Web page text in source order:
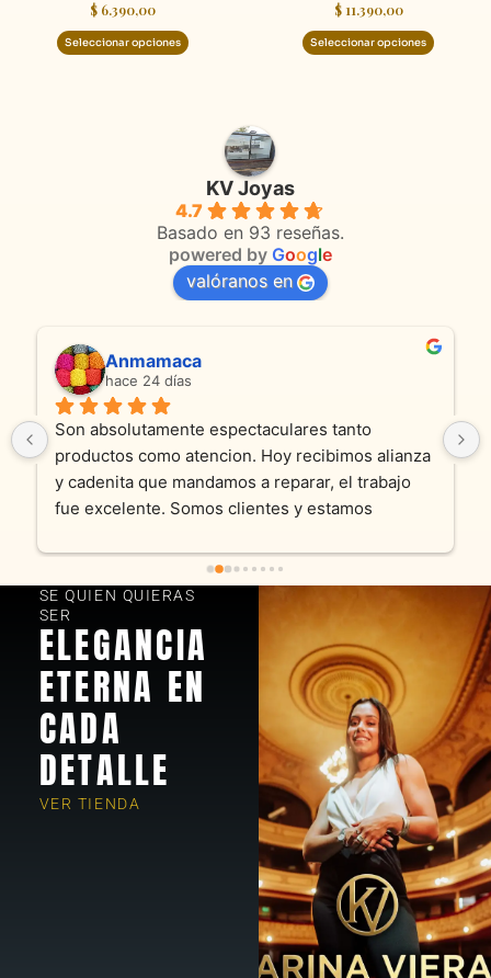
$ 6.390,00
Seleccionar opciones página
$11.390,00
Seleccionar opciones página
KV Joyas
4.7
Basado en 93 reseñas.
powered by Google
valóranos en
Anmamaca
hace 24 días
Son absolutamente espectaculares tanto
productos como atencion. Hoy recibimos alianza
y cadenita que mandamos a reparar, el trabajo
fue excelente. Somos clientes y estamos
SE QUIEN QUIERAS
SER
ELEGANCIA
ETERNA EN
CADA
DETALLE
VER TIENDA